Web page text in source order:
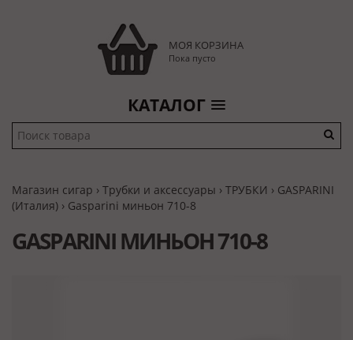
МОЯ КОРЗИНА
Пока пусто
КАТАЛОГ
Магазин сигар › Трубки и аксессуары › ТРУБКИ › GASPARINI
(Италия) › Gasparini миньон 710-8
GASPARINI МИНЬОН 710-8